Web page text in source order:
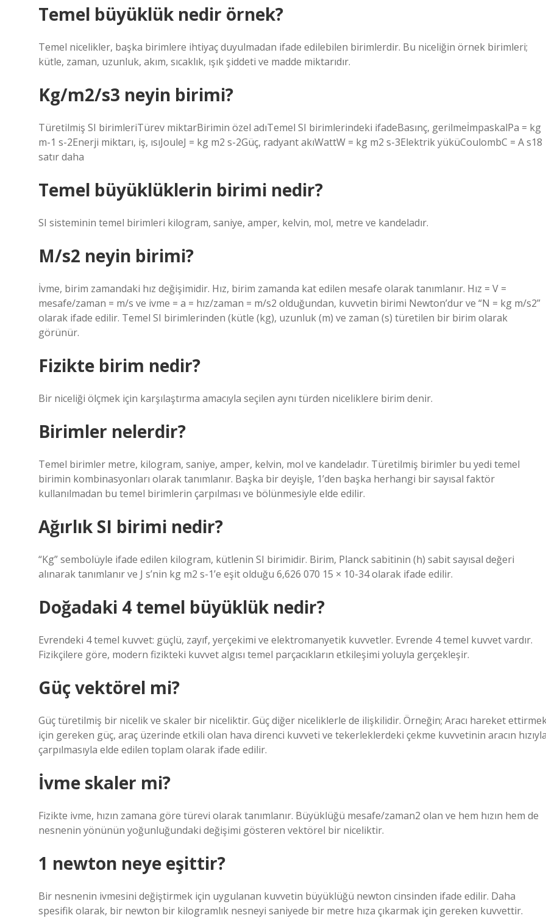
Temel büyüklük nedir örnek?
Temel nicelikler, başka birimlere ihtiyaç duyulmadan ifade edilebilen birimlerdir. Bu niceliğin örnek birimleri;
kütle, zaman, uzunluk, akım, sıcaklık, ışık şiddeti ve madde miktarıdır.
Kg/m2/s3 neyin birimi?
Türetilmiş SI birimleriTürev miktarBirimin özel adıTemel SI birimlerindeki ifadeBasınç, gerilmeİmpaskalPa = kg
m-1 s-2Enerji miktarı, iş, ısıJouleJ = kg m2 s-2Güç, radyant akıWattW = kg m2 s-3Elektrik yüküCoulombC = A s18
satır daha
Temel büyüklüklerin birimi nedir?
SI sisteminin temel birimleri kilogram, saniye, amper, kelvin, mol, metre ve kandeladır.
M/s2 neyin birimi?
İvme, birim zamandaki hız değişimidir. Hız, birim zamanda kat edilen mesafe olarak tanımlanır. Hız = V =
mesafe/zaman = m/s ve ivme = a = hız/zaman = m/s2 olduğundan, kuvvetin birimi Newton’dur ve “N = kg m/s2”
olarak ifade edilir. Temel SI birimlerinden (kütle (kg), uzunluk (m) ve zaman (s) türetilen bir birim olarak
görünür.
Fizikte birim nedir?
Bir niceliği ölçmek için karşılaştırma amacıyla seçilen aynı türden niceliklere birim denir.
Birimler nelerdir?
Temel birimler metre, kilogram, saniye, amper, kelvin, mol ve kandeladır. Türetilmiş birimler bu yedi temel
birimin kombinasyonları olarak tanımlanır. Başka bir deyişle, 1’den başka herhangi bir sayısal faktör
kullanılmadan bu temel birimlerin çarpılması ve bölünmesiyle elde edilir.
Ağırlık SI birimi nedir?
“Kg” sembolüyle ifade edilen kilogram, kütlenin SI birimidir. Birim, Planck sabitinin (h) sabit sayısal değeri
alınarak tanımlanır ve J s’nin kg m2 s-1’e eşit olduğu 6,626 070 15 × 10-34 olarak ifade edilir.
Doğadaki 4 temel büyüklük nedir?
Evrendeki 4 temel kuvvet: güçlü, zayıf, yerçekimi ve elektromanyetik kuvvetler. Evrende 4 temel kuvvet vardır.
Fizikçilere göre, modern fizikteki kuvvet algısı temel parçacıkların etkileşimi yoluyla gerçekleşir.
Güç vektörel mi?
Güç türetilmiş bir nicelik ve skaler bir niceliktir. Güç diğer niceliklerle de ilişkilidir. Örneğin; Aracı hareket
için gereken güç, araç üzerinde etkili olan hava direnci kuvveti ve tekerleklerdeki çekme kuvvetinin aracın
çarpılmasıyla elde edilen toplam olarak ifade edilir.
İvme skaler mi?
Fizikte ivme, hızın zamana göre türevi olarak tanımlanır. Büyüklüğü mesafe/zaman2 olan ve hem hızın hem de
nesnenin yönünün yoğunluğundaki değişimi gösteren vektörel bir niceliktir.
1 newton neye eşittir?
Bir nesnenin ivmesini değiştirmek için uygulanan kuvvetin büyüklüğü newton cinsinden ifade edilir. Daha
spesifik olarak, bir newton bir kilogramlık nesneyi saniyede bir metre hıza çıkarmak için gereken kuvvettir.